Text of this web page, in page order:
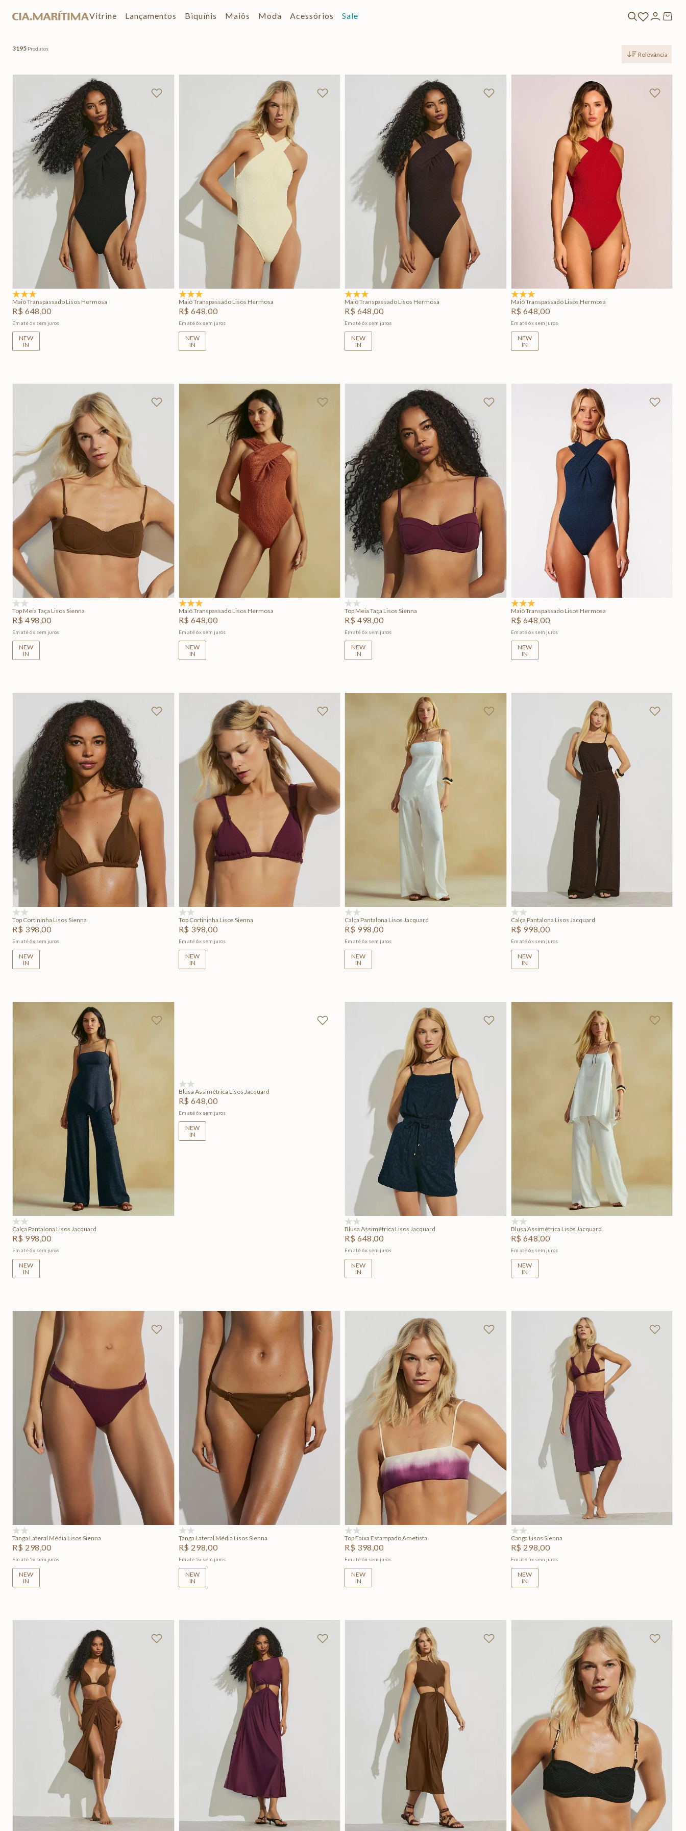
Vitrine Lançamentos Biquínis Maiôs Moda Acessórios Sale
3195 Produtos
Relevância
P M G
Adicionar na sacola
Maiô Transpassado Lisos Hermosa
R$ 648,00
Em até6x sem juros
NEW
IN
PP M
Adicionar na sacola
Maiô Transpassado Lisos Hermosa
R$ 648,00
Em até6x sem juros
NEW
IN
M GG
Adicionar na sacola
Maiô Transpassado Lisos Hermosa
R$ 648,00
Em até6x sem juros
NEW
IN
P M
Adicionar na sacola
Maiô Transpassado Lisos Hermosa
R$ 648,00
Em até6x sem juros
NEW
IN
M G GG
Top Meia Taça Lisos Sienna
R$ 498,00
Em até6x sem juros
NEW
IN
M G GG
Adicionar na sacola
Maiô Transpassado Lisos Hermosa
R$ 648,00
Em até6x sem juros
NEW
IN
M
Adicionar na sacola
Top Meia Taça Lisos Sienna
R$ 498,00
Em até6x sem juros
NEW
IN
G GG
Adicionar na sacola
Maiô Transpassado Lisos Hermosa
R$ 648,00
Em até6x sem juros
NEW
IN
P M G GG
Adicionar na sacola
Top Cortininha Lisos Sienna
R$ 398,00
Em até6x sem juros
NEW
IN
P GG
Top Cortininha Lisos Sienna
R$ 398,00
Em até6x sem juros
NEW
IN
Adicionar na sacola
Calça Pantalona Lisos Jacquard
R$ 998,00
Em até6x sem juros
NEW
IN
M
Adicionar na sacola
Calça Pantalona Lisos Jacquard
R$ 998,00
Em até6x sem juros
NEW
IN
M
Adicionar na sacola
Calça Pantalona Lisos Jacquard
R$ 998,00
Em até6x sem juros
NEW
IN
Blusa Assimétrica Lisos Jacquard
R$ 648 00
Em até6x sem juros
NEW
IN
P
Adicionar na sacola
Blusa Assimétrica Lisos Jacquard
R$ 648,00
Em até6x sem juros
NEW
IN
G
Adicionar na sacola
Blusa Assimétrica Lisos Jacquard
R$ 648,00
Em até6x sem juros
NEW
IN
GG
Adicionar na sacola
Tanga Lateral Média Lisos Sienna
R$ 298,00
Em até5x sem juros
NEW
IN
M GG
Adicionar na sacola
Tanga Lateral Média Lisos Sienna
R$ 298,00
Em até5x sem juros
NEW
IN
M G GG
Top Faixa Estampado Ametista
R$ 398,00
Em até6x sem juros
NEW
IN
Adicionar na sacola
Canga Lisos Sienna
R$ 298,00
Em até5x sem juros
NEW
IN
Adicionar na sacola
P M G
Adicionar na sacola
M G
Adicionar na sacola
P M G GG